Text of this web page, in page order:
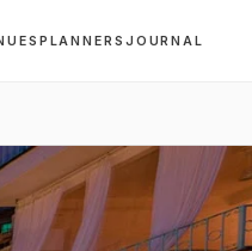
PLANNERS JOURNAL